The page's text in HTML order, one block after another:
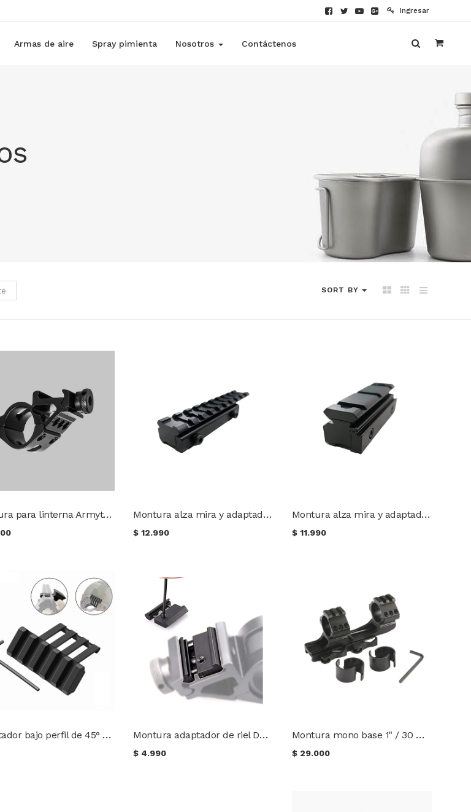
Ingresar
Armas de aire Spray pimienta Nosotros Contáctenos
SORT BY
Montura para linterna Armytek Riel Picatinny AWM-06 Montura alza mira y adaptador Dovetail a Picatinny 100 mm.
$12.990
Montura alza mira y adaptador Dovetail a Picatinny 70 mm.
$ 11.990
Adaptador bajo perfil de 45° para riel Picatinny Montura adaptador de riel Dovetail a Picatinny
$ 4.990
Montura mono base 1" / 30 mm. de liberación rápida
$ 29.000